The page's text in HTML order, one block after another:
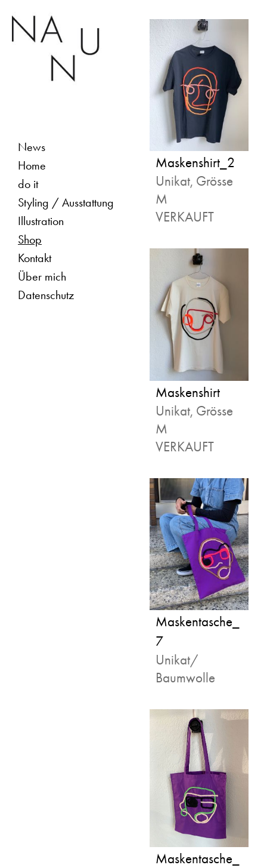
News
Home
do it
Styling / Ausstattung
Illustration
Shop
Kontakt
Über mich
Datenschutz
Maskenshirt_2
Unikat, Grösse
M
VERKAUFT
Maskenshirt
Unikat, Grösse
M
VERKAUFT
Maskentasche_
7
Unikat/
Baumwolle
Maskentasche_